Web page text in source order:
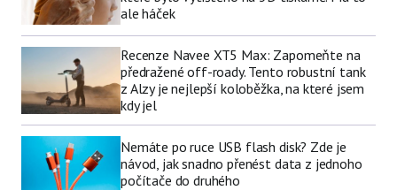
ale háček
Recenze Navee XT5 Max: Zapomeňte na
předražené off-roady. Tento robustní tank
z Alzy je nejlepší koloběžka, na které jsem
kdy jel
Nemáte po ruce USB flash disk? Zde je
návod, jak snadno přenést data z jednoho
počítače do druhého